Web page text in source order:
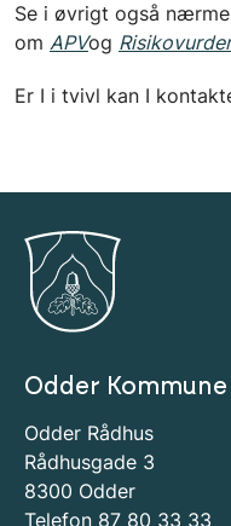
Se i øvrigt også
om APVog
Er I i tvivl kan I
Odder Kommune
Odder Rådhus
Rådhusgade 3
8300 Odder
Telefon 87 80 33 33